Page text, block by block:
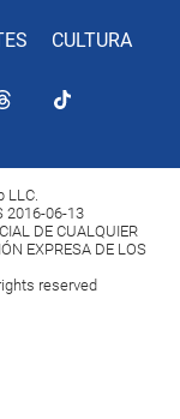
CULTURA
LLC.
2016-06-13
DE CUALQUIER
EXPRESA DE LOS
reserved